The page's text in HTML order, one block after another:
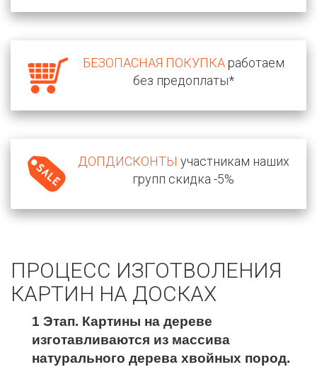
БЕЗОПАСНАЯ ПОКУПКАработаем
без предоплаты*
ДОПДИСКОНТЫ участникам наших
групп скидка -5%
ПРОЦЕСС ИЗГОТВОЛЕНИЯ
КАРТИН НА ДОСКАХ
1 Этап. Картины на дереве
изготавливаются из массива
натурального дерева хвойных пород.